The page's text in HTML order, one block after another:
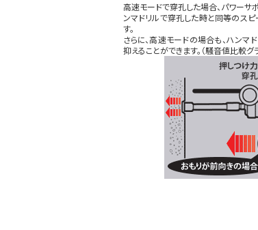
高速モードで穿孔した場合、パワーサ
ンマドリルで穿孔した時と同等のス
す。
さらに、高速モードの場合も、ハン
抑えることができます。（騒音値比較グ